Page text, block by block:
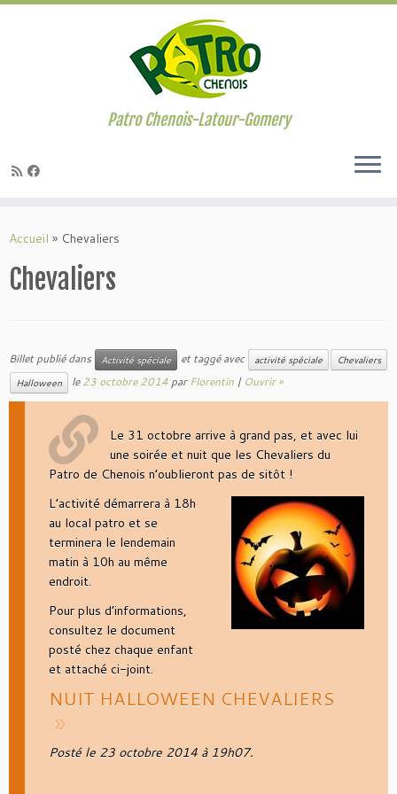
Passer
Patro Chenois-Latour-Gomery
Accueil » Chevaliers
Chevaliers
Billet publié dans Activité spéciale et taggé avec activité spéciale
Chevaliers
Halloween
le23 octobre 2014 parFlorentin | Ouvrir »
Le 31 octobre arrive à grand pas, et avec lui
une soirée et nuit que les Chevaliers du
Patro de Chenois n’oublieront pas de sitôt !
L’activité démarrera à 18h
au local patro et se
terminera le lendemain
matin à 10h au même
endroit.
Pour plus d’informations,
consultez le document
posté chez chaque enfant
et attaché ci-joint.
NUIT HALLOWEEN CHEVALIERS
Posté le 23 octobre 2014 à 19h07.